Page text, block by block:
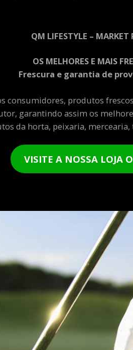
QM LIFESTYLE – MARKET
OS MELHORES E MAIS
Frescura e garantia de
consumidores, produtos
garantindo assim os
da horta, peixaria,
VISITE A NOSSA LOJA